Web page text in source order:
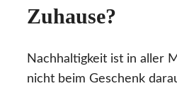
Zuhause?
Nachhaltigkeit ist in aller
nicht beim Geschenk